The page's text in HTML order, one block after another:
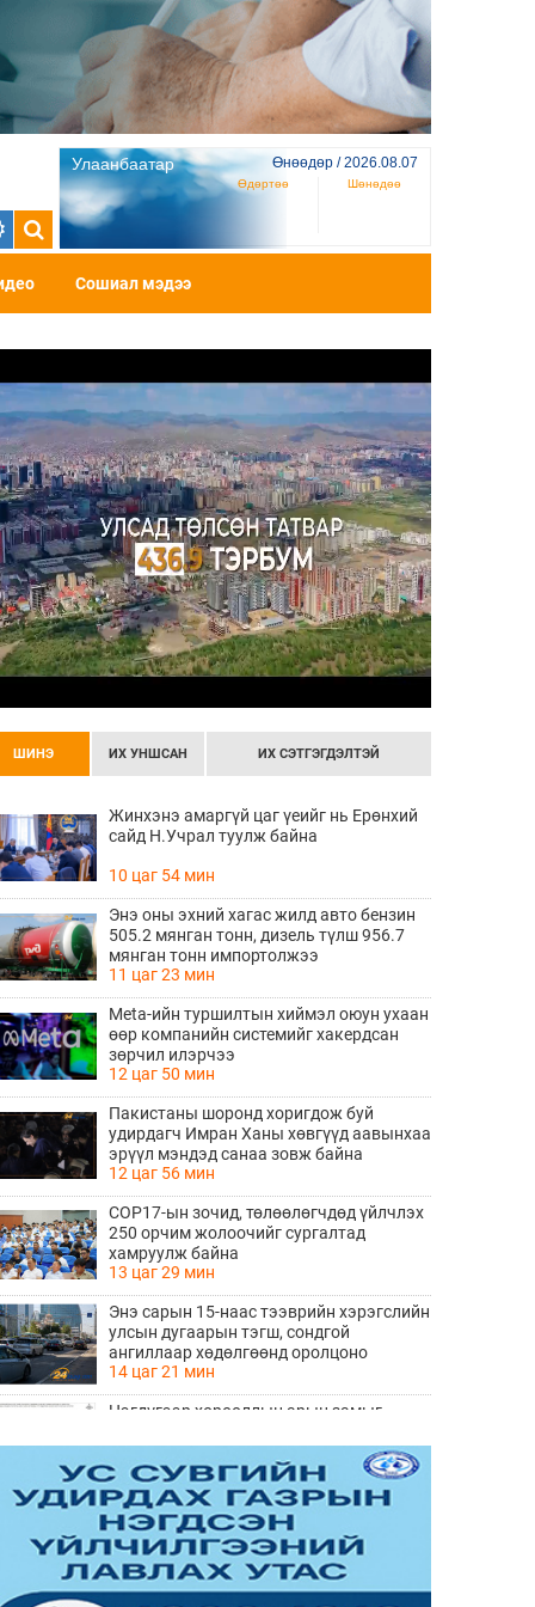
Улаанбаатар Өнөөдөр / 2026.08.07
Өдөртөө Шөнөдөө
Сошиал мэдээ
ШИНЭ ИХ УНШСАН ИХ СЭТГЭГДЭЛТЭЙ
Жинхэнэ амаргүй цаг үеийг нь Ерөнхий
сайд Н.Учрал туулж байна
10 цаг 54 мин
Энэ оны эхний хагас жилд авто бензин
505.2 мянган тонн, дизель түлш 956.7
мянган тонн импортолжээ
11 цаг 23 мин
Meta-ийн туршилтын хиймэл оюун ухаан
өөр компанийн системийг хакердсан
зөрчил илэрчээ
12 цаг 50 мин
Пакистаны шоронд хоригдож буй
удирдагч Имран Ханы хөвгүүд аавынхаа
эрүүл мэндэд санаа зовж байна
12 цаг 56 мин
COP17-ын зочид, төлөөлөгчдөд үйлчлэх
250 орчим жолоочийг сургалтад
хамруулж байна
13 цаг 29 мин
Энэ сарын 15-наас тээврийн хэрэгслийн
улсын дугаарын тэгш, сондгой
ангиллаар хөдөлгөөнд оролцоно
14 цаг 21 мин
Нэгдүгээр хорооллын арын замыг
хааж, борооны ус зайлуулах шугамын
хөндлөн сэтэлгээ хийнэ
14 цаг 22 мин
“Туул усан цогцолбор” төслийн
нэгдүгээр шатны ТЭЗҮ-ийг
боловсруулах ажил 90 хувийн
гүйцэтгэлтэй байна
14 цаг 24 мин